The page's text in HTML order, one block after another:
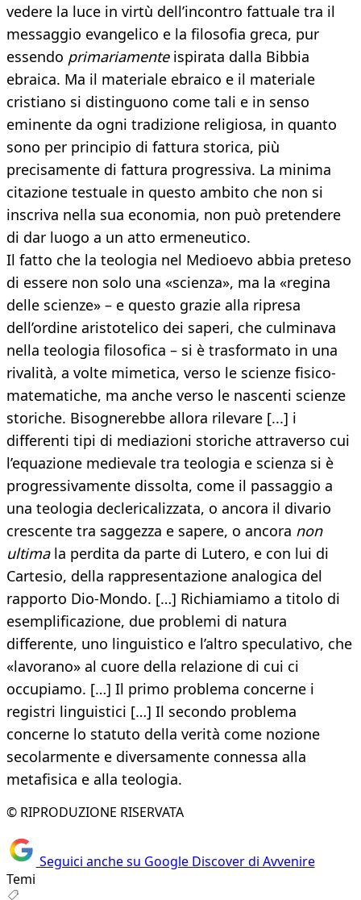
vedere la luce in virtù dell’incontro fattuale tra il
messaggio evangelico e la filosofia greca, pur
essendo primariamente ispirata dalla Bibbia
ebraica. Ma il materiale ebraico e il materiale
cristiano si distinguono come tali e in senso
eminente da ogni tradizione religiosa, in quanto
sono per principio di fattura storica, più
precisamente di fattura progressiva. La minima
citazione testuale in questo ambito che non si
inscriva nella sua economia, non può pretendere
di dar luogo a un atto ermeneutico.
Il fatto che la teologia nel Medioevo abbia preteso
di essere non solo una «scienza», ma la «regina
delle scienze» – e questo grazie alla ripresa
dell’ordine aristotelico dei saperi, che culminava
nella teologia filosofica – si è trasformato in una
rivalità, a volte mimetica, verso le scienze fisico-
matematiche, ma anche verso le nascenti scienze
storiche. Bisognerebbe allora rilevare [...] i
differenti tipi di mediazioni storiche attraverso cui
l’equazione medievale tra teologia e scienza si è
progressivamente dissolta, come il passaggio a
una teologia declericalizzata, o ancora il divario
crescente tra saggezza e sapere, o ancora non
ultimala perdita da parte di Lutero, e con lui di
Cartesio, della rappresentazione analogica del
rapporto Dio-Mondo. […] Richiamiamo a titolo di
esemplificazione, due problemi di natura
differente, uno linguistico e l’altro speculativo, che
«lavorano» al cuore della relazione di cui ci
occupiamo. […] Il primo problema concerne i
registri linguistici […] Il secondo problema
concerne lo statuto della verità come nozione
secolarmente e diversamente connessa alla
metafisica e alla teologia.
© RIPRODUZIONE RISERVATA
Seguici anche su Google Discover di Avvenire
Temi